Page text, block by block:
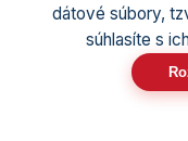
navrhneme
potreby -
dátové súbory,
súhlasíte s